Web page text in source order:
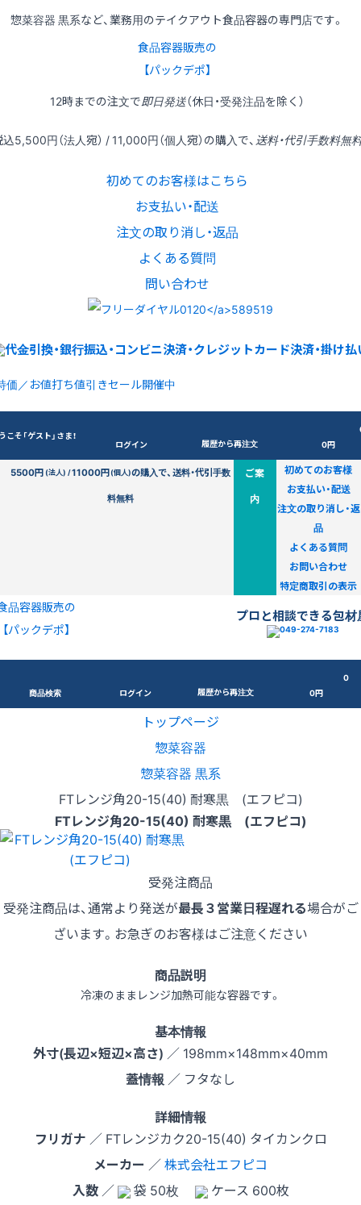
惣菜容器 黒系など、業務用のテイクアウト食品容器の専門店です。
食品容器販売の
【パックデポ】
12時までの注文で即日発送（休日・受発注品を除く）
込5,500円（法人宛） / 11,000円（個人宛）の購入で、 送料・代引手数料無
初めてのお客様はこちら
お支払い・配送
注文の取り消し・返品
よくある質問
問い合わせ
価／お値打ち値引きセール開催中
こそ「ゲスト」さま！
ログイン 履歴から再注文
0円
5500円(法人) /11000円(個人)の購入で、送料・代引手数
料無料
ご案
内
初めてのお客様
お支払い・配送
注文の取り消し・返
品
よくある質問
お問い合わせ
特定商取引の表示
品容器販売の
【パックデポ】
プロと相談できる包材
商品検索 ログイン 履歴から再注文
0
0円
トップページ
惣菜容器
惣菜容器 黒系
FTレンジ角20-15(40) 耐寒黒 (エフピコ)
FTレンジ角20-15(40) 耐寒黒 (エフピコ)
受発注商品
受発注商品は、通常より発送が最長３営業日程遅れる場合がご
ざいます。お急ぎのお客様はご注意ください
商品説明
冷凍のままレンジ加熱可能な容器です。
基本情報
外寸(長辺×短辺×高さ) ／ 198mm×148mm×40mm
蓋情報 ／ フタなし
詳細情報
フリガナ ／ FTレンジカク20-15(40) タイカンクロ
メーカー ／株式会社エフピコ
入数／ 袋 50枚
ケース 600枚